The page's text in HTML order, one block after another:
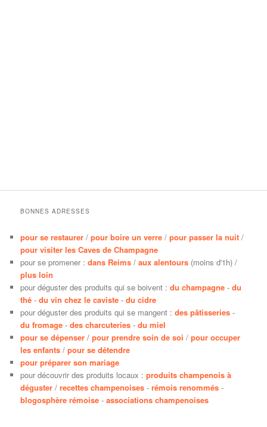
BONNES ADRESSES
pour se restaurer /pour boire un verre /pour passer la nuit /
pour visiter les Caves de Champagne
pour se promener :dans Reims /aux alentours (moins d'1h) /
plus loin
pour déguster des produits qui se boivent :du champagne -du
thé -du vin chez le caviste -du cidre
pour déguster des produits qui se mangent :des pâtisseries -
du fromage -des charcuteries -du miel
pour se dépenser /pour prendre soin de soi /pour occuper
les enfants /pour se détendre
pour préparer son mariage
pour découvrir des produits locaux :produits champenois à
déguster /recettes champenoises -rémois renommés -
blogosphère rémoise -associations champenoises